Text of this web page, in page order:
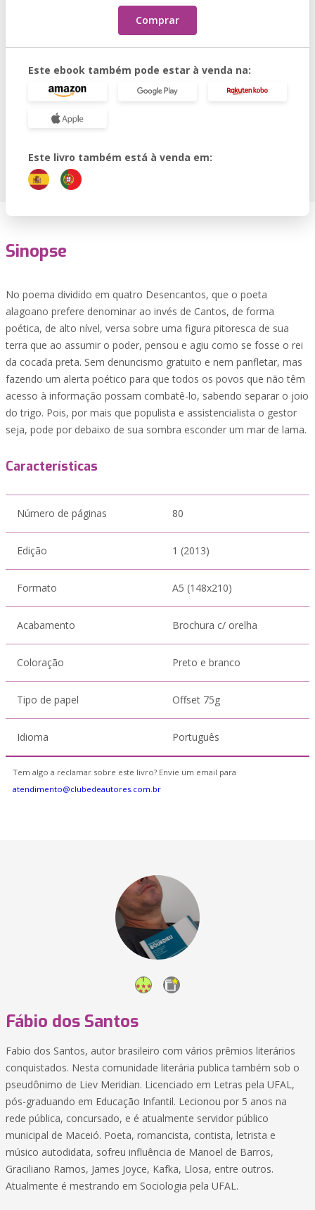
Comprar
Este ebook também pode estar à venda na:
Este livro também está à venda em:
Sinopse
No poema dividido em quatro Desencantos, que o poeta
alagoano prefere denominar ao invés de Cantos, de forma
poética, de alto nível, versa sobre uma figura pitoresca de sua
terra que ao assumir o poder, pensou e agiu como se fosse o rei
da cocada preta. Sem denuncismo gratuito e nem panfletar, mas
fazendo um alerta poético para que todos os povos que não têm
acesso à informação possam combatê-lo, sabendo separar o joio
do trigo. Pois, por mais que populista e assistencialista o gestor
seja, pode por debaixo de sua sombra esconder um mar de lama.
Características
Número de páginas 80
Edição 1 (2013)
Formato A5 (148x210)
Acabamento Brochura c/ orelha
Coloração Preto e branco
Tipo de papel Offset 75g
Idioma Português
Tem algo a reclamar sobre este livro? Envie um email para
atendimento@clubedeautores.com.br
Fábio dos Santos
Fabio dos Santos, autor brasileiro com vários prêmios literários
conquistados. Nesta comunidade literária publica também sob o
pseudônimo de Liev Meridian. Licenciado em Letras pela UFAL,
pós-graduando em Educação Infantil. Lecionou por 5 anos na
rede pública, concursado, e é atualmente servidor público
municipal de Maceió. Poeta, romancista, contista, letrista e
músico autodidata, sofreu influência de Manoel de Barros,
Graciliano Ramos, James Joyce, Kafka, Llosa, entre outros.
Atualmente é mestrando em Sociologia pela UFAL.